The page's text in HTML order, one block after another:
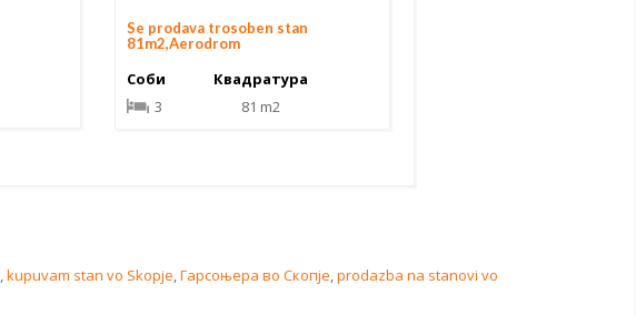
Se prodava trosoben stan
81m2,Aerodrom
Соби
3
Квадратура
81 m2
kupuvam stan vo Skopje Гарсоњера во Скопје prodazba na stanovi vo